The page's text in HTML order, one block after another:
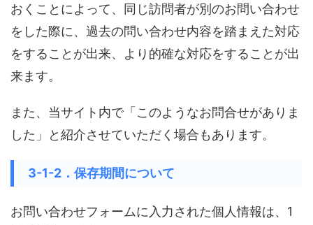
おくことによって、同じ訪問者が別のお問い合わせ
をした際に、過去の問い合わせ内容を踏まえた対応
をすることが出来、より的確な対応をすることが出
来ます。
また、当サイト内で「このようなお問合せがありま
した」と紹介させていただく場合もあります。
3-1-2．保存期間について
お問い合わせフォームに入力された個人情報は、1